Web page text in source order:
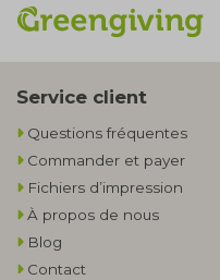
Service client
Questions fréquentes
Commander et payer
Fichiers d’impression
À propos de nous
Blog
Contact